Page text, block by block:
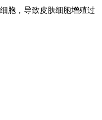
胞，导致皮肤细胞增殖过